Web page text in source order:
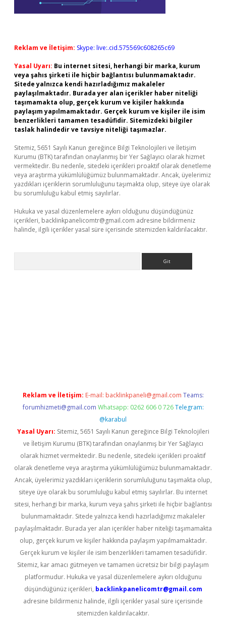
Reklam ve İletişim: Skype: live:.cid.575569c608265c69
Yasal Uyarı: Bu internet sitesi, herhangi bir marka, kurum
veya şahıs şirketi ile hiçbir bağlantısı bulunmamaktadır.
Sitede yalnızca kendi hazırladığımız makaleler
paylaşılmaktadır. Burada yer alan içerikler haber niteliği
taşımamakta olup, gerçek kurum ve kişiler hakkında
paylaşım yapılmamaktadır. Gerçek kurum ve kişiler ile isim
benzerlikleri tamamen tesadüfidir. Sitemizdeki bilgiler
taslak halindedir ve tavsiye niteliği taşımazlar.
Sitemiz, 5651 Sayılı Kanun gereğince Bilgi Teknolojileri ve İletişim
Kurumu (BTK) tarafından onaylanmış bir Yer Sağlayıcı olarak hizmet
vermektedir. Bu nedenle, sitedeki içerikleri proaktif olarak denetleme
veya araştırma yükümlülüğümüz bulunmamaktadır. Ancak, üyelerimiz
yazdıkları içeriklerin sorumluluğunu taşımakta olup, siteye üye olarak
bu sorumluluğu kabul etmiş sayılırlar.
Hukuka ve yasal düzenlemelere aykırı olduğunu düşündüğünüz
içerikleri, backlinkpanelicomtr@gmail.com adresine bildirmeniz
halinde, ilgili içerikler yasal süre içerisinde sitemizden kaldırılacaktır.
Reklam ve İletişim: E-mail: backlinkpaneli@gmail.com Teams:
forumhizmeti@gmail.com Whatsapp: 0262 606 0 726 Telegram:
@karabul
Yasal Uyarı: Sitemiz, 5651 Sayılı Kanun gereğince Bilgi Teknolojileri
ve İletişim Kurumu (BTK) tarafından onaylanmış bir Yer Sağlayıcı
olarak hizmet vermektedir. Bu nedenle, sitedeki içerikleri proaktif
olarak denetleme veya araştırma yükümlülüğümüz bulunmamaktadır.
Ancak, üyelerimiz yazdıkları içeriklerin sorumluluğunu taşımakta olup,
siteye üye olarak bu sorumluluğu kabul etmiş sayılırlar. Bu internet
sitesi, herhangi bir marka, kurum veya şahıs şirketi ile hiçbir bağlantısı
bulunmamaktadır. Sitede yalnızca kendi hazırladığımız makaleler
paylaşılmaktadır. Burada yer alan içerikler haber niteliği taşımamakta
olup, gerçek kurum ve kişiler hakkında paylaşım yapılmamaktadır.
Gerçek kurum ve kişiler ile isim benzerlikleri tamamen tesadüfidir.
Sitemiz, kar amacı gütmeyen ve tamamen ücretsiz bir bilgi paylaşım
platformudur. Hukuka ve yasal düzenlemelere aykırı olduğunu
düşündüğünüz içerikleri, backlinkpanelicomtr@gmail.com
adresine bildirmeniz halinde, ilgili içerikler yasal süre içerisinde
sitemizden kaldırılacaktır.